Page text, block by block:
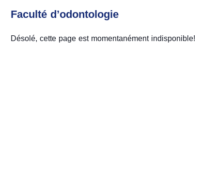
Faculté d’odontologie
Désolé, cette page est momentanément indisponible!